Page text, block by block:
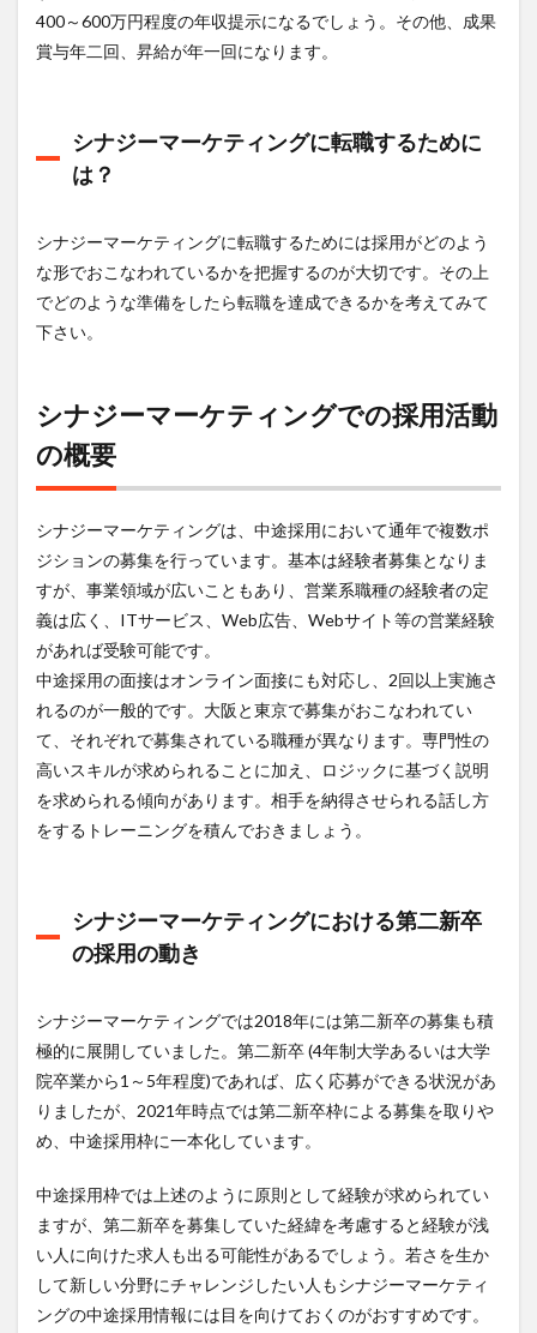
400～600万円程度の年収提示になるでしょう。その他、成果
賞与年二回、昇給が年一回になります。
シナジーマーケティングに転職するために
は？
シナジーマーケティングに転職するためには採用がどのよう
な形でおこなわれているかを把握するのが大切です。その上
でどのような準備をしたら転職を達成できるかを考えてみて
下さい。
シナジーマーケティングでの採用活動
の概要
シナジーマーケティングは、中途採用において通年で複数ポ
ジションの募集を行っています。基本は経験者募集となりま
すが、事業領域が広いこともあり、営業系職種の経験者の定
義は広く、ITサービス、Web広告、Webサイト等の営業経験
があれば受験可能です。
中途採用の面接はオンライン面接にも対応し、2回以上実施さ
れるのが一般的です。大阪と東京で募集がおこなわれてい
て、それぞれで募集されている職種が異なります。専門性の
高いスキルが求められることに加え、ロジックに基づく説明
を求められる傾向があります。相手を納得させられる話し方
をするトレーニングを積んでおきましょう。
シナジーマーケティングにおける第二新卒
の採用の動き
シナジーマーケティングでは2018年には第二新卒の募集も積
極的に展開していました。第二新卒 (4年制大学あるいは大学
院卒業から1～5年程度)であれば、広く応募ができる状況があ
りましたが、2021年時点では第二新卒枠による募集を取りや
め、中途採用枠に一本化しています。
中途採用枠では上述のように原則として経験が求められてい
ますが、第二新卒を募集していた経緯を考慮すると経験が浅
い人に向けた求人も出る可能性があるでしょう。若さを生か
して新しい分野にチャレンジしたい人もシナジーマーケティ
ングの中途採用情報には目を向けておくのがおすすめです。